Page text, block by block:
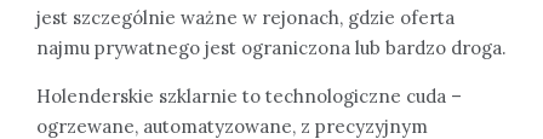
jest szczególnie ważne w rejonach, gdzie oferta
najmu prywatnego jest ograniczona lub bardzo droga.
Holenderskie szklarnie to technologiczne cuda –
ogrzewane, automatyzowane, z precyzyjnym